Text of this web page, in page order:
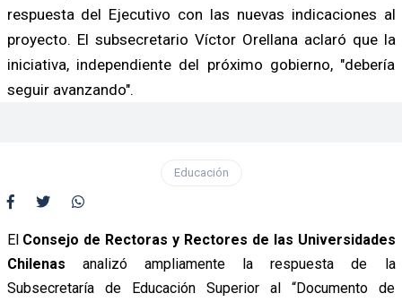
respuesta del Ejecutivo con las nuevas indicaciones al
proyecto. El subsecretario Víctor Orellana aclaró que la
iniciativa, independiente del próximo gobierno, "debería
seguir avanzando".
Educación
El Consejo de Rectoras y Rectores de las Universidades
Chilenas analizó ampliamente la respuesta de la
Subsecretaría de Educación Superior al “Documento de